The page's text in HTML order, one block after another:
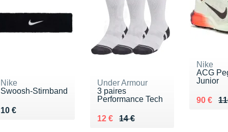
Nike
Swoosh-Stirnband
10 €
Vendu 10 €
Under Armour
3 paires
Performance Tech
14 €
Au lieu de 14 €
12 €
Vendu 12 €
Nike
ACG
Junior
Au lieu
90 €
Vendu